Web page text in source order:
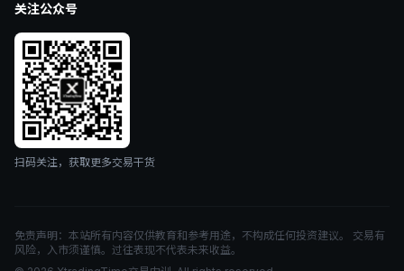
关注公众号
扫码关注，获取更多交易干货
免责声明：本站所有内容仅供教育和参考用途，不构成任何投资建议。 交易有
风险，入市须谨慎。过往表现不代表未来收益。